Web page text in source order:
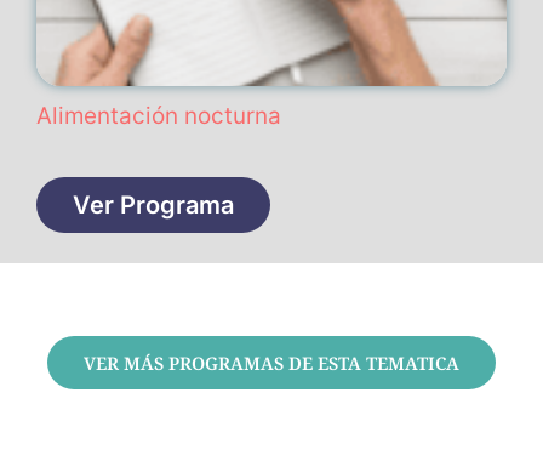
Alimentación nocturna
Ver Programa
VER MÁS PROGRAMAS DE ESTA TEMATICA